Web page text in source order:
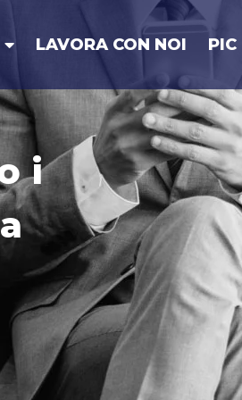
LAVORA CON NOI PIC
i